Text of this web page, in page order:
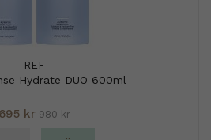
REF
Hydrate DUO 600ml
695 kr 980 kr